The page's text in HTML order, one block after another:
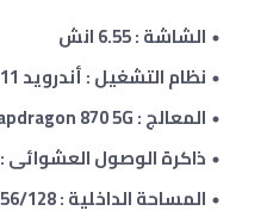
الشاشة : 6.55 انش
نظام التشغيل : أندرويد 11
المعالج : Snapdragon 870 5G
ذاكرة الوصول العشوائى :
المساحة الداخلية : 256/128 جيجابايت